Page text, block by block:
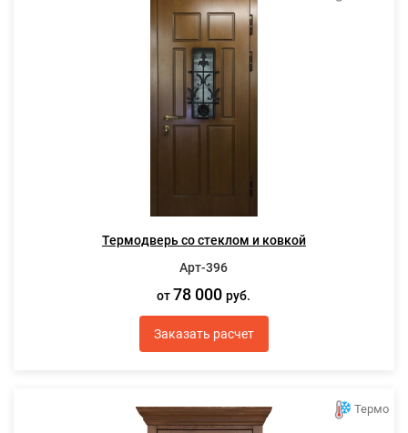
Термодверь со стеклом и ковкой
Арт-396
от 78 000руб.
Заказать расчет
Термо